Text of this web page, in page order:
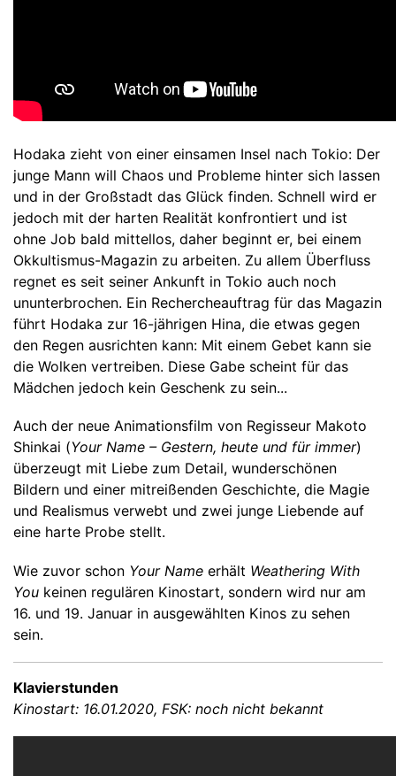
Hodaka zieht von einer einsamen Insel nach Tokio: Der
junge Mann will Chaos und Probleme hinter sich lassen
und in der Großstadt das Glück finden. Schnell wird er
jedoch mit der harten Realität konfrontiert und ist
ohne Job bald mittellos, daher beginnt er, bei einem
Okkultismus-Magazin zu arbeiten. Zu allem Überfluss
regnet es seit seiner Ankunft in Tokio auch noch
ununterbrochen. Ein Rechercheauftrag für das Magazin
führt Hodaka zur 16-jährigen Hina, die etwas gegen
den Regen ausrichten kann: Mit einem Gebet kann sie
die Wolken vertreiben. Diese Gabe scheint für das
Mädchen jedoch kein Geschenk zu sein...
Auch der neue Animationsfilm von Regisseur Makoto
Shinkai (Your Name – Gestern, heute und für immer)
überzeugt mit Liebe zum Detail, wunderschönen
Bildern und einer mitreißenden Geschichte, die Magie
und Realismus verwebt und zwei junge Liebende auf
eine harte Probe stellt.
Wie zuvor schon Your Name erhält Weathering With
You keinen regulären Kinostart, sondern wird nur am
16. und 19. Januar in ausgewählten Kinos zu sehen
sein.
Klavierstunden
Kinostart: 16.01.2020, FSK: noch nicht bekannt